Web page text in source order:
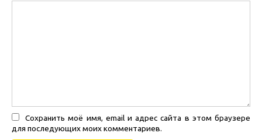
Сохранить моё имя, email и адрес сайта в этом браузере
для последующих моих комментариев.